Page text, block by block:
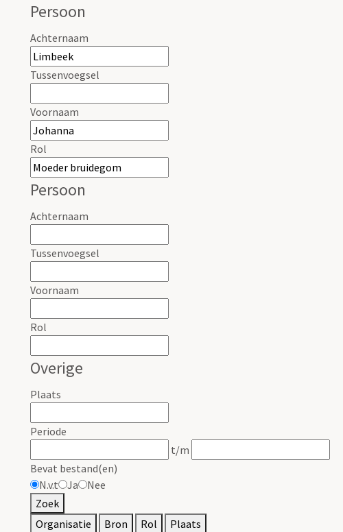
Persoon
Achternaam
Tussenvoegsel
Voornaam
Rol
Persoon
Achternaam
Tussenvoegsel
Voornaam
Rol
Overige
Plaats
Periode
t/m
Bevat bestand(en)
N.v.t
Ja
Nee
Zoek
Organisatie
Bron Rol
Plaats